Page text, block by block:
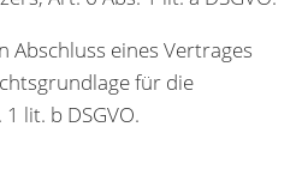
Abschluss eines Vertrages
für die
lit. b DSGVO.